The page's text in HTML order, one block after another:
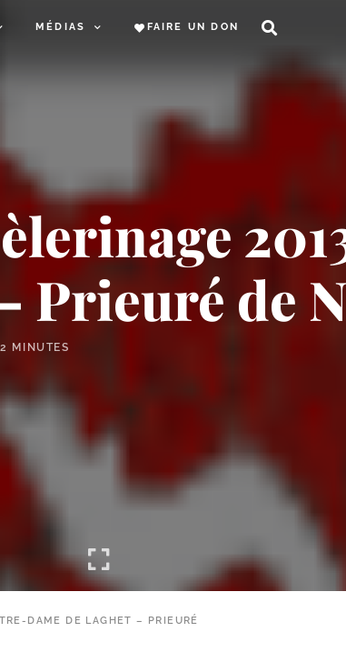
MÉDIAS FAIRE UN DON
Prieuré de
2 MINUTES
​DAME DE LAGHET – PRIEURÉ